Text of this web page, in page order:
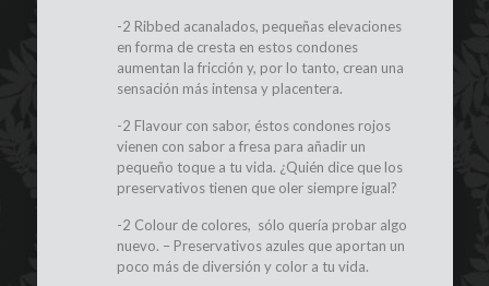
-2 Ribbed acanalados, pequeñas elevaciones
en forma de cresta en estos condones
aumentan la fricción y, por lo tanto, crean una
sensación más intensa y placentera.
-2 Flavour con sabor, éstos condones rojos
vienen con sabor a fresa para añadir un
pequeño toque a tu vida. ¿Quién dice que los
preservativos tienen que oler siempre igual?
-2 Colour de colores, sólo quería probar algo
nuevo. – Preservativos azules que aportan un
poco más de diversión y color a tu vida.